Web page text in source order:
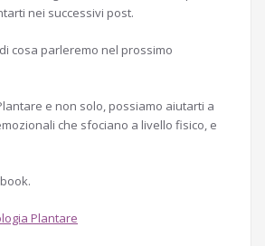
nei successivi post.
cosa parleremo nel prossimo
e non solo, possiamo aiutarti a
che sfociano a livello fisico, e
Plantare